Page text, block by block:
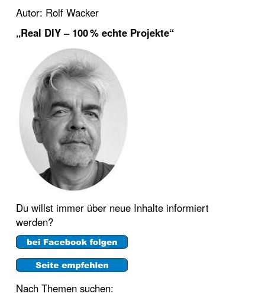
Autor: Rolf Wacker
„Real DIY – 100 % echte Projekte“
Du willst immer über neue Inhalte informiert
werden?
Nach Themen suchen: